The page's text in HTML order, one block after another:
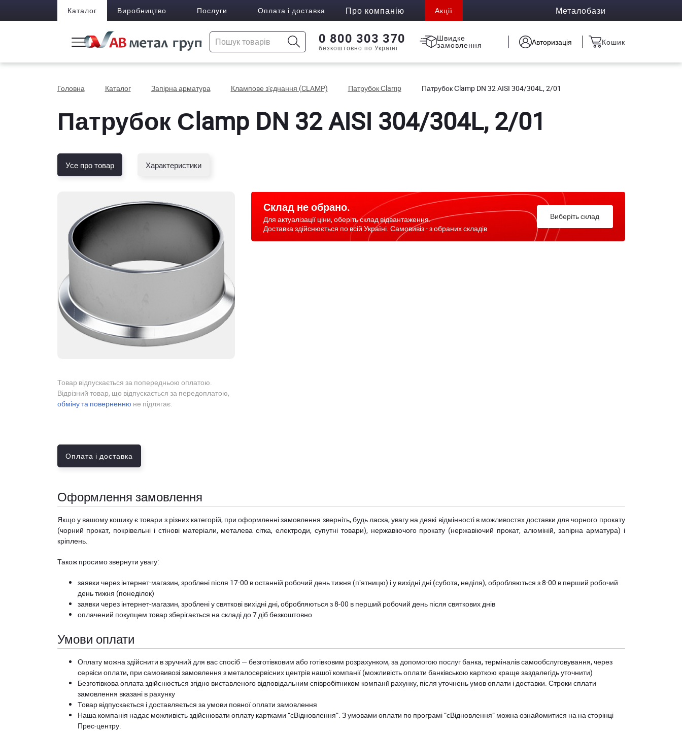
Каталог Виробництво Послуги Оплата і доставка Про компанію Акції Металобази
0 800 303 370
безкоштовно по Україні
Швидке
замовлення Авторизація Кошик
Головна Каталог Запірна арматура Клампове з'єднання (CLAMP) Патрубок Сlamp Патрубок Сlamp DN 32 AISI 304/304L, 2/01
Патрубок Сlamp DN 32 AISI 304/304L, 2/01
Усе про товар Характеристики
Товар відпускається за попередньою оплатою.
Відрізний товар, що відпускається за передоплатою,
обміну та поверненню не підлягає.
Склад не обрано.
Для актуалізації ціни, оберіть склад відвантаження.
Доставка здійснюється по всій Україні. Самовивіз - з обраних складів
Виберіть склад
Оплата і доставка
Оформлення замовлення
Якщо у вашому кошику є товари з різних категорій, при оформленні замовлення зверніть, будь ласка, увагу на деякі відмінності в можливостях доставки для чорного прокату
(чорний прокат, покрівельні і стінові матеріали, металева сітка, електроди, супутні товари), нержавіючого прокату (нержавіючий прокат, алюміній, запірна арматура) і
кріплень.
Також просимо звернути увагу:
заявки через інтернет-магазин, зроблені після 17-00 в останній робочий день тижня (пʼятницю) і у вихідні дні (субота, неділя), обробляються з 8-00 в перший робочий
день тижня (понеділок)
заявки через інтернет-магазин, зроблені у святкові вихідні дні, обробляються з 8-00 в перший робочий день після святкових днів
оплачений покупцем товар зберігається на складі до 7 діб безкоштовно
Умови оплати
Оплату можна здійснити в зручний для вас спосіб — безготівковим або готівковим розрахунком, за допомогою послуг банка, терміналів самообслуговування, через
сервіси оплати, при самовивозі замовлення з металосервісних центрів нашої компанії (можливість оплати банківською карткою краще заздалегідь уточнити)
Безготівкова оплата здійснюється згідно виставленого відповідальним співробітником компанії рахунку, після уточнень умов оплати і доставки. Строки сплати
замовлення вказані в рахунку
Товар відпускається і доставляється за умови повної оплати замовлення
Наша компанія надає можливість здійснювати оплату картками “єВідновлення”. З умовами оплати по програмі “єВідновлення” можна ознайомитися на на сторінці
Прес-центру.